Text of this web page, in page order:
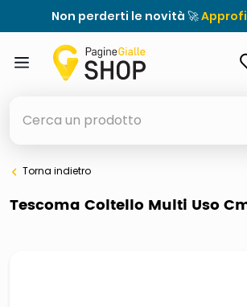
Non perderti le novità 🚀
elenchi telefonici
Torna indietro
Tescoma Coltello Multi Uso